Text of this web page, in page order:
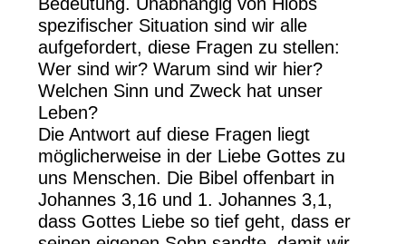
Bedeutung. Unabhängig von Hiobs
spezifischer Situation sind wir alle
aufgefordert, diese Fragen zu stellen:
Wer sind wir? Warum sind wir hier?
Welchen Sinn und Zweck hat unser
Leben?
Die Antwort auf diese Fragen liegt
möglicherweise in der Liebe Gottes zu
uns Menschen. Die Bibel offenbart in
Johannes 3,16 und 1. Johannes 3,1,
dass Gottes Liebe so tief geht, dass er